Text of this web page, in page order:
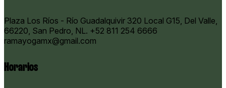
Plaza Los Ríos - Río Guadalquivir 320 Local G15, Del Valle,
66220, San Pedro, NL. +52 811 254 6666
ramayogamx@gmail.com
Horarios